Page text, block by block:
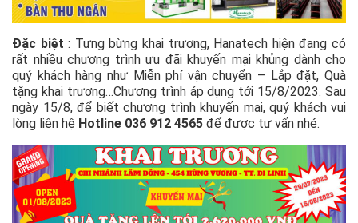
Đặc biệt : Tưng bừng khai trương, Hanatech hiện đang có
rất nhiều chương trình ưu đãi khuyến mại khủng dành cho
quý khách hàng như Miễn phí vận chuyển – Lắp đặt, Quà
tặng khai trương…Chương trình áp dụng tới 15/8/2023. Sau
ngày 15/8, để biết chương trình khuyến mại, quý khách vui
lòng liên hệ Hotline 036 912 4565 để được tư vấn nhé.